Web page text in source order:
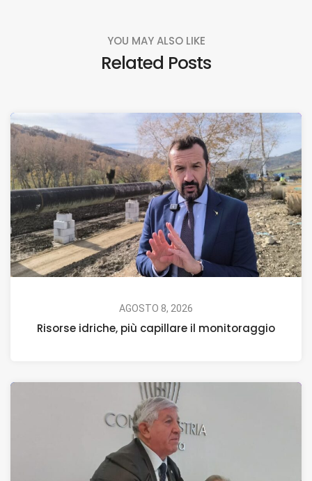
YOU MAY ALSO LIKE
Related Posts
AGOSTO 8, 2026
Risorse idriche, più capillare il monitoraggio